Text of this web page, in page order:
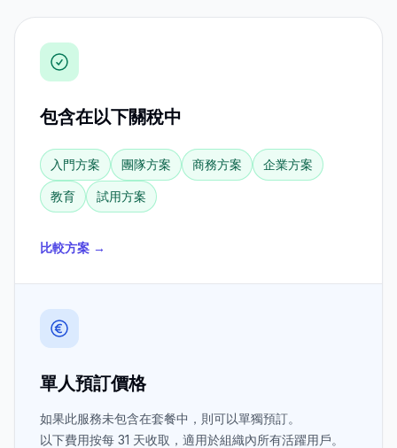
包含在以下關稅中
入門方案 團隊方案 商務方案 企業方案
教育 試用方案
比較方案 →
單人預訂價格
如果此服務未包含在套餐中，則可以單獨預訂。
以下費用按每 31 天收取，適用於組織內所有活躍用戶。